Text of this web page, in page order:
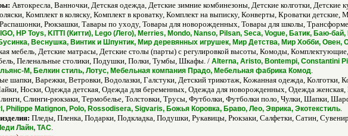
Автокресла, Ванночки, Детская одежда, Детские зимние комбинезоны, Детские колготки,
Комплект в коляску, Комплект в кроватку, Комплект на выписку, Конверты, Кроватки
Рюкзашки, Тавары по уходу, Товары для новорожденных, Товары для школы,
HP Toys, KITTI (Китти), Lego (Лего), Merries, Mondo, Nanso, Pilsan, Seca, Vogue, Батик,
Веснушка, Винтик и Шпунтик, Мир деревянных игрушек, Мир Детства, Мир Хобби, Овен,
мебель, Детские матрасы, Детские столы (парты) с регулировкой высоты, Комоды,
Пеленальные столики, Подушки, Полки, Тумбы, Шкафы. / Alterna, Aristo, Bontempi, Constantini
М, Белкин стиль, Лотус, Мебельная компания Прадо, Мебельная фабрика Комод.
шапки, Варежки, Ветровки, Водолазки, Галстуки, Детский трикотаж, Кожанная одежда,
Носки, Одежда детская, Одежда для беременных, Одежда для новорожденных, Одежда
Слинги-рюкзаки, Термобелье, Толстовки, Трусы, Футболки, Футболки поло, Чулки, Шапки,
Philippe Matignon, Polo, Rossodisera, Sigvaris, Божья Коровка, Браво, Лео, Эврика, Экотекстиль.
Пледы, Пленка, Подарки, Подкладка, Подушки, Рукавицы, Рюкзаки, Салфетки, Сатин,
Лайн, ТАС.